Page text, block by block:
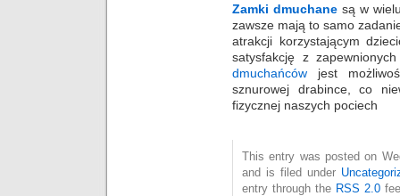
Zamki dmuchane są w
zawsze mają to samo
atrakcji korzystającym
satysfakcję z
dmuchańców jest
sznurowej drabince, co
fizycznej naszych pociech
This entry was posted on
and is filed under
entry through the RSS 2.0